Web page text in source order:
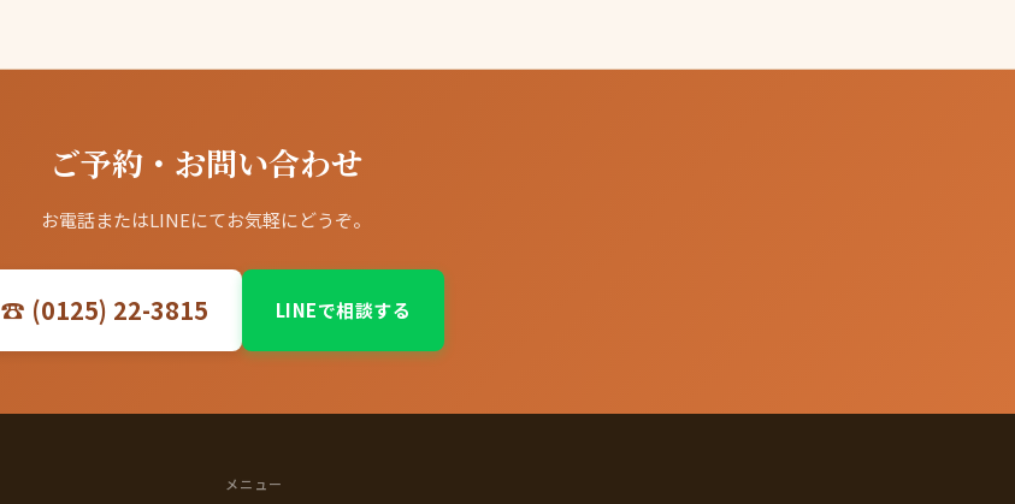
ご予約・お問い合わせ
お電話またはLINEにてお気軽にどうぞ。
☎ (0125) 22-3815 LINEで相談する
メニュー